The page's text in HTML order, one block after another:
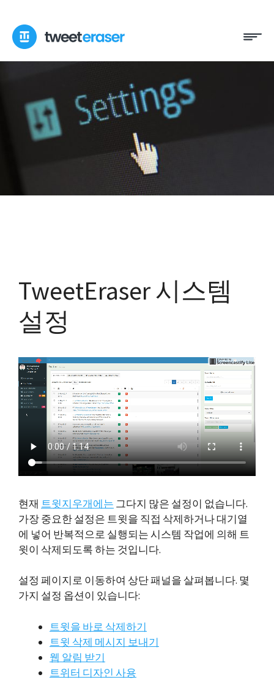
로
메
TweetEraser 시스템
설정
현재 트윗지우개에는 그다지 많은 설정이 없습니다.
가장 중요한 설정은 트윗을 직접 삭제하거나 대기열
에 넣어 반복적으로 실행되는 시스템 작업에 의해 트
윗이 삭제되도록 하는 것입니다.
설정 페이지로 이동하여 상단 패널을 살펴봅니다. 몇
가지 설정 옵션이 있습니다:
트윗을 바로 삭제하기
트윗 삭제 메시지 보내기
웹 알림 받기
트위터 디자인 사용